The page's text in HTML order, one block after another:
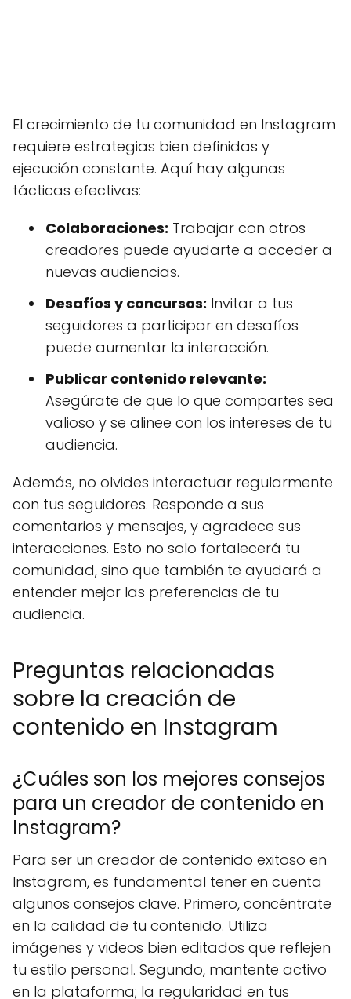
El crecimiento de tu comunidad en Instagram
requiere estrategias bien definidas y
ejecución constante. Aquí hay algunas
tácticas efectivas:
Colaboraciones: Trabajar con otros
creadores puede ayudarte a acceder a
nuevas audiencias.
Desafíos y concursos: Invitar a tus
seguidores a participar en desafíos
puede aumentar la interacción.
Publicar contenido relevante:
Asegúrate de que lo que compartes sea
valioso y se alinee con los intereses de tu
audiencia.
Además, no olvides interactuar regularmente
con tus seguidores. Responde a sus
comentarios y mensajes, y agradece sus
interacciones. Esto no solo fortalecerá tu
comunidad, sino que también te ayudará a
entender mejor las preferencias de tu
audiencia.
Preguntas relacionadas
sobre la creación de
contenido en Instagram
¿Cuáles son los mejores consejos
para un creador de contenido en
Instagram?
Para ser un creador de contenido exitoso en
Instagram, es fundamental tener en cuenta
algunos consejos clave. Primero, concéntrate
en la calidad de tu contenido. Utiliza
imágenes y videos bien editados que reflejen
tu estilo personal. Segundo, mantente activo
en la plataforma; la regularidad en tus